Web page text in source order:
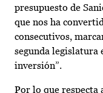
presupuesto de
que nos ha
consecutivos,
segunda legislatura
inversión”.
Por lo que respecta